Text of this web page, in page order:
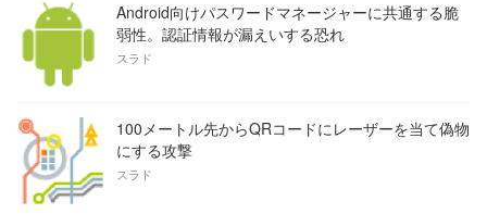
Android向けパスワードマネージャーに共通する脆
弱性。認証情報が漏えいする恐れ
スラド
100メートル先からQRコードにレーザーを当て偽物
にする攻撃
スラド